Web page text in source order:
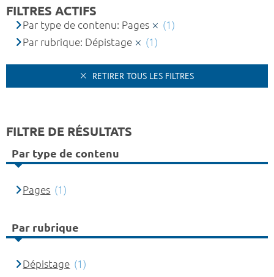
FILTRES ACTIFS
Par type de contenu: Pages
(1)
Par rubrique: Dépistage
(1)
RETIRER TOUS LES FILTRES
FILTRE DE RÉSULTATS
Par type de contenu
Pages (1)
Par rubrique
Dépistage (1)